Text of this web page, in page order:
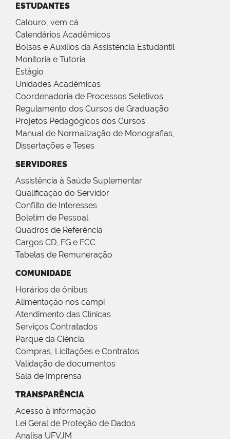
ESTUDANTES
Calouro, vem cá
Calendários Acadêmicos
Bolsas e Auxílios da Assistência Estudantil
Monitoria e Tutoria
Estágio
Unidades Acadêmicas
Coordenadoria de Processos Seletivos
Regulamento dos Cursos de Graduação
Projetos Pedagógicos dos Cursos
Manual de Normalização de Monografias,
Dissertações e Teses
SERVIDORES
Assistência à Saúde Suplementar
Qualificação do Servidor
Conflito de Interesses
Boletim de Pessoal
Quadros de Referência
Cargos CD, FG e FCC
Tabelas de Remuneração
COMUNIDADE
Horários de ônibus
Alimentação nos campi
Atendimento das Clínicas
Serviços Contratados
Parque da Ciência
Compras, Licitações e Contratos
Validação de documentos
Sala de Imprensa
TRANSPARÊNCIA
Acesso à informação
Lei Geral de Proteção de Dados
Analisa UFVJM